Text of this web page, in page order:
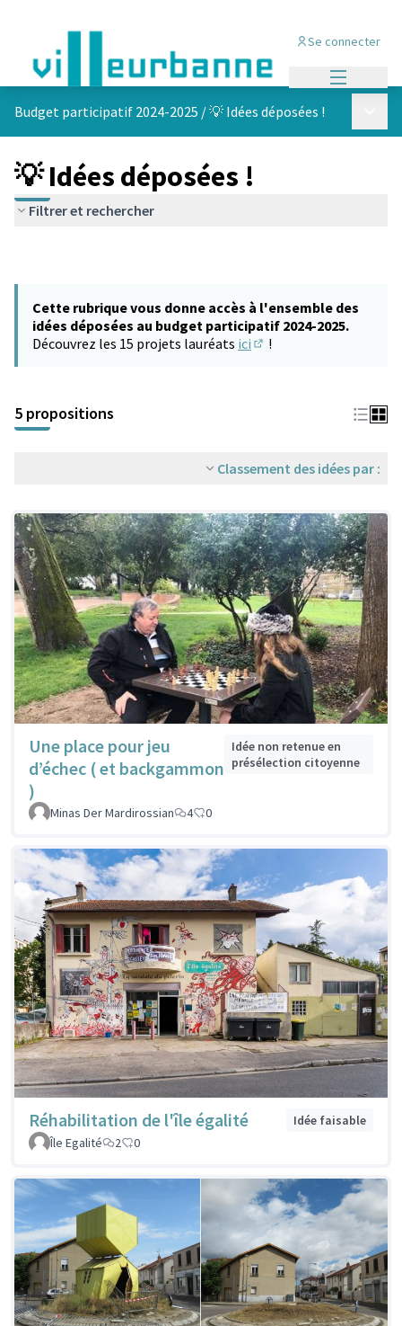
Se connecter
Budget participatif 2024-2025 /💡 Idées déposées !
💡 Idées déposées !
Filtrer et rechercher
Cette rubrique vous donne accès à l'ensemble des
idées déposées au budget participatif 2024-2025.
Découvrez les 15 projets lauréats ici !
5 propositions
Classement des idées par :
Une place pour jeu
d’échec ( et backgammon
)
Idée non retenue en
présélection citoyenne
Minas Der Mardirossian 4 0
Réhabilitation de l'île égalité
Idée faisable
Île Egalité
2 0